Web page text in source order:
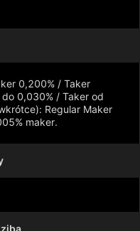
0,200% / Taker
0,030% / Taker od
Regular Maker
maker.